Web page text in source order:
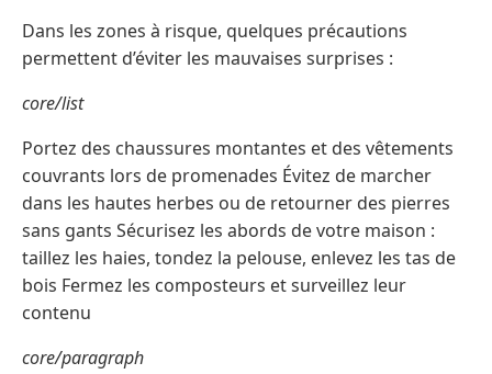
Dans les zones à risque, quelques précautions
permettent d’éviter les mauvaises surprises :
core/list
Portez des chaussures montantes et des vêtements
couvrants lors de promenades Évitez de marcher
dans les hautes herbes ou de retourner des pierres
sans gants Sécurisez les abords de votre maison :
taillez les haies, tondez la pelouse, enlevez les tas de
bois Fermez les composteurs et surveillez leur
contenu
core/paragraph